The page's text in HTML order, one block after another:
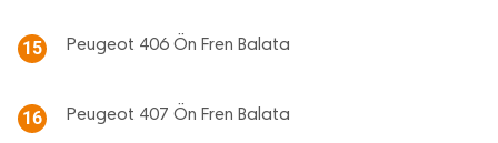
15 Peugeot 406 Ön Fren Balata
16 Peugeot 407 Ön Fren Balata